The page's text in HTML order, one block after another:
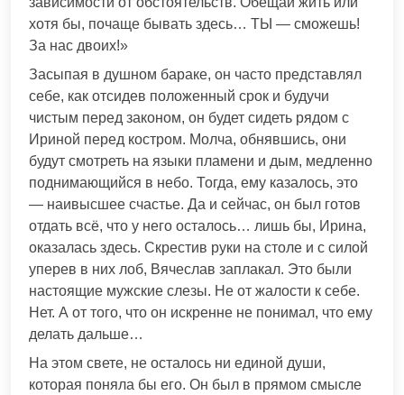
хотя бы, почаще бывать здесь… ТЫ — сможешь!
За нас двоих!»
Засыпая в душном бараке, он часто представлял
себе, как отсидев положенный срок и будучи
чистым перед законом, он будет сидеть рядом с
Ириной перед костром. Молча, обнявшись, они
будут смотреть на языки пламени и дым, медленно
поднимающийся в небо. Тогда, ему казалось, это
— наивысшее счастье. Да и сейчас, он был готов
отдать всё, что у него осталось… лишь бы, Ирина,
оказалась здесь. Скрестив руки на столе и с силой
уперев в них лоб, Вячеслав заплакал. Это были
настоящие мужские слезы. Не от жалости к себе.
Нет. А от того, что он искренне не понимал, что ему
делать дальше…
На этом свете, не осталось ни единой души,
которая поняла бы его. Он был в прямом смысле